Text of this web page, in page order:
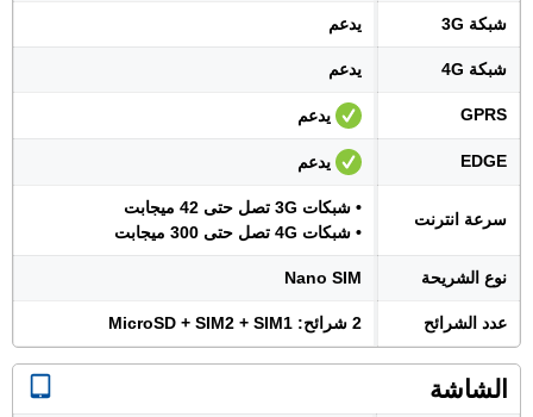
شبكة 3G يدعم
شبكة 4G يدعم
GPRS يدعم
EDGE يدعم
سرعة انترنت
• شبكات 3G تصل حتى 42 ميجابت
• شبكات 4G تصل حتى 300 ميجابت
نوع الشريحة Nano SIM
عدد الشرائح 2 شرائح: MicroSD + SIM2 + SIM1
الشاشة